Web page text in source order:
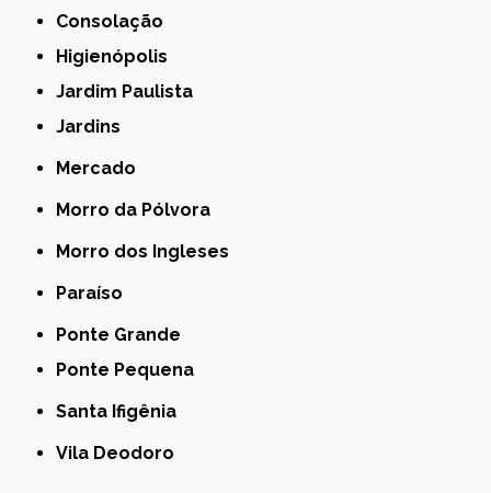
Consolação
Higienópolis
Jardim Paulista
Jardins
Mercado
Morro da Pólvora
Morro dos Ingleses
Paraíso
Ponte Grande
Ponte Pequena
Santa Ifigênia
Vila Deodoro